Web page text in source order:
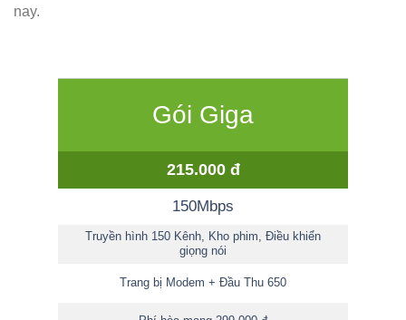
nay.
Gói Giga
215.000 đ
150Mbps
Truyền hình 150 Kênh, Kho phim, Điều khiển
giọng nói
Trang bị Modem + Đầu Thu 650